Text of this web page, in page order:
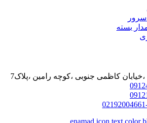
بسته
کاظمی جنوبی ،کوچه رامین ،پلاک7